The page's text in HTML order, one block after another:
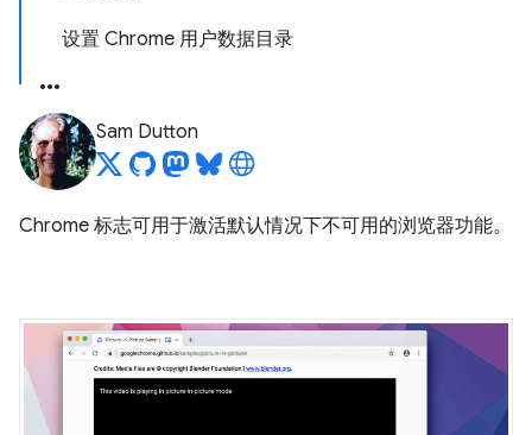
设置 Chrome 用户数据目录
Sam Dutton
Chrome 标志可用于激活默认情况下不可用的浏览器功能。